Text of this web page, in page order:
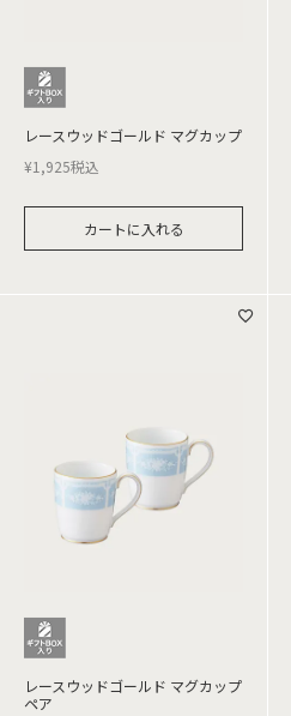
レースウッドゴールド マグカップ
¥1,925税込
カートに入れる
レースウッドゴールド マグカップ
ペア